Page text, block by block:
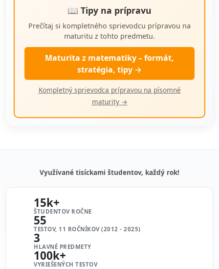
📖 Tipy na prípravu
Prečítaj si kompletného sprievodcu prípravou na
maturitu z tohto predmetu.
Maturita z matematiky – formát,
stratégia, tipy →
Kompletný sprievodca prípravou na písomné
maturity →
Využívané tisíckami študentov, každý rok!
15k+
ŠTUDENTOV ROČNE
55
TESTOV, 11 ROČNÍKOV (2012 - 2025)
3
HLAVNÉ PREDMETY
100k+
VYRIEŠENÝCH TESTOV